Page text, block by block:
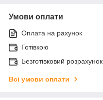
Умови оплати
Оплата на рахунок
Готівкою
Безготівковий розрахунок
Всі умови оплати